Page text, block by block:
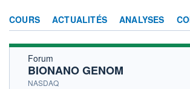
COURS ACTUALITÉS ANALYSES
Forum
BIONANO GENOM
NASDAQ